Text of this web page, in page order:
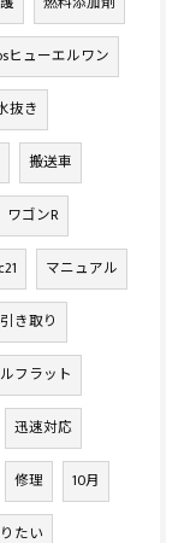
ヒューエルワン
抜き
搬送車
ワゴンR
マニュアル
引き取り
フラット
迅速対応
修理 10月
たい